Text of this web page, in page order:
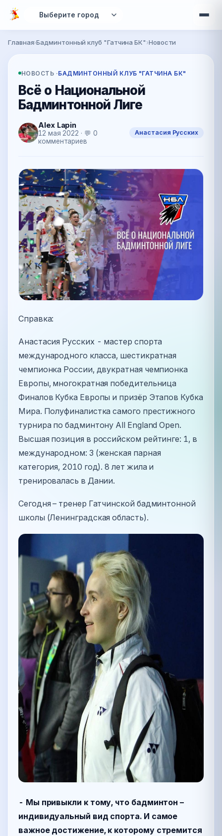
Перейти к основному содержанию
Вы здесь
Главная›Бадминтонный клуб "Гатчина БК"›Новости
НОВОСТЬ ·БАДМИНТОННЫЙ КЛУБ "ГАТЧИНА БК"
Всё о Национальной
Бадминтонной Лиге
Alex Lapin
12 мая 2022 · 💬 0
комментариев
Анастасия Русских
Справка:
Анастасия Русских - мастер спорта
международного класса, шестикратная
чемпионка России, двукратная чемпионка
Европы, многократная победительница
Финалов Кубка Европы и призёр Этапов Кубка
Мира. Полуфиналистка самого престижного
турнира по бадминтону All England Open.
Высшая позиция в российском рейтинге: 1, в
международном: 3 (женская парная
категория, 2010 год). 8 лет жила и
тренировалась в Дании.
Сегодня – тренер Гатчинской бадминтонной
школы (Ленинградская область).
- Мы привыкли к тому, что бадминтон –
индивидуальный вид спорта. И самое
важное достижение, к которому стремится